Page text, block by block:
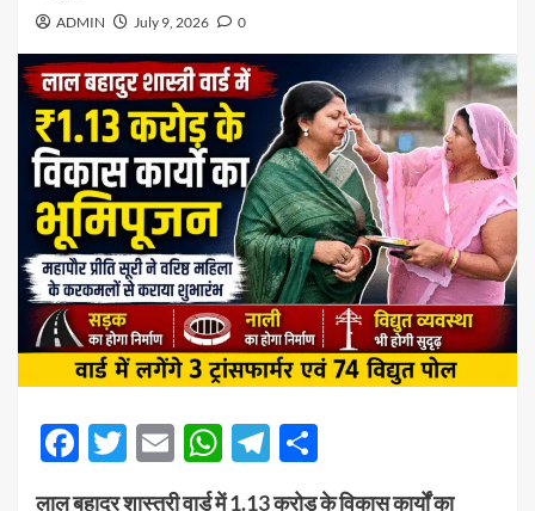
ADMIN July 9, 2026 0
Facebook
Twitter
EmailWhatsApp
Telegram
लाल बहादुर शास्त्री वार्ड में 1.13 करोड़ के विकास कार्यों का